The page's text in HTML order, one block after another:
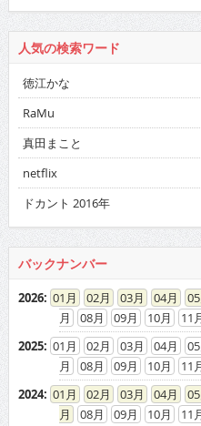
人気の検索ワード
徳江かな
RaMu
真田まこと
netflix
ドカント 2016年
バックナンバー
2026: 01 02 03 04 05
08
09 10 11
2025: 01 02 03 04 05
08
09 10 11
2024: 01 02 03 04 05
08
09 10 11